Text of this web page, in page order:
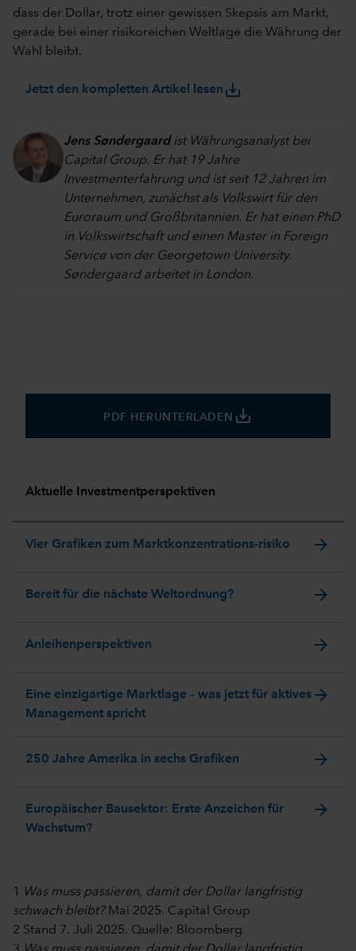
dass der Dollar, trotz einer gewissen Skepsis am Markt,
gerade bei einer risikoreichen Weltlage die Währung der
Wahl bleibt.
Jetzt den kompletten Artikel lesen save_alt
Jens Søndergaardist Währungsanalyst bei
Capital Group. Er hat 19 Jahre
Investmenterfahrung und ist seit 12 Jahren im
Unternehmen, zunächst als Volkswirt für den
Euroraum und Großbritannien. Er hat einen PhD
in Volkswirtschaft und einen Master in Foreign
Service von der Georgetown University.
Søndergaard arbeitet in London.
PDF HERUNTERLADEN save_alt
Aktuelle Investmentperspektiven
Vier Grafiken zum Marktkonzentrations-risiko arrow_forward
Bereit für die nächste Weltordnung? arrow_forward
Anleihenperspektiven arrow_forward
Eine einzigartige Marktlage – was jetzt für aktives
Management spricht
arrow_forward
250 Jahre Amerika in sechs Grafiken arrow_forward
Europäischer Bausektor: Erste Anzeichen für
Wachstum?
arrow_forward
1
Was muss passieren, damit der Dollar langfristig
schwach bleibt?Mai 2025. Capital Group
2 Stand 7. Juli 2025. Quelle: Bloomberg